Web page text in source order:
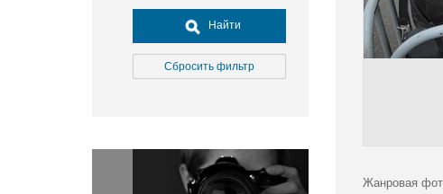
Досуг, туризм и отдых
Культура
Медицина
Окружающая среда
Политика
Найти
Сбросить фильтр
Жанровая